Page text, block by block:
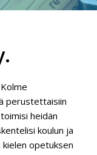
perustettaisiin
heidän
koulun ja
kielen opetuksen